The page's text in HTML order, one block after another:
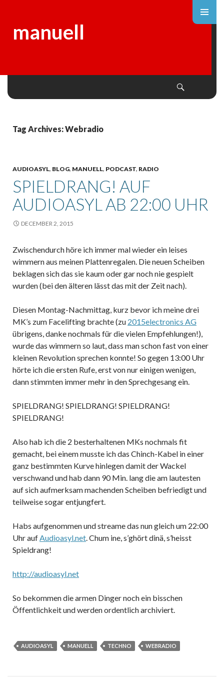
manuell
Tag Archives: Webradio
AUDIOASYL, BLOG, MANUELL, PODCAST, RADIO
SPIELDRANG! AUF
AUDIOASYL AB 22:00 UHR
DECEMBER 2, 2015
Zwischendurch höre ich immer mal wieder ein leises
wimmern aus meinen Plattenregalen. Die neuen Scheiben
beklagen sich das sie kaum oder gar noch nie gespielt
wurden (bei den älteren lässt das mit der Zeit nach).
Diesen Montag-Nachmittag, kurz bevor ich meine drei
MK’s zum Facelifting brachte (zu 2015electronics AG
übrigens, danke nochmals für die vielen Empfehlungen!),
wurde das wimmern so laut, dass man schon fast von einer
kleinen Revolution sprechen konnte! So gegen 13:00Uhr
hörte ich die ersten Rufe, erst von nur einigen wenigen,
dann stimmten immer mehr in den Sprechgesang ein.
SPIELDRANG! SPIELDRANG! SPIELDRANG!
SPIELDRANG!
Also hab ich die 2 besterhaltenen MKs nochmals fit
gemacht, bei einem musste ich das Chinch-Kabel in einer
ganz bestimmten Kurve hinlegen damit der Wackel
verschwand und hab dann 90 Min. lang die am lautesten
auf sich aufmerksam machenden Scheiben befriedigt und
teilweise sogar entjungfert.
Habs aufgenommen und streame das nun gleich um 22:00
Uhr aufAudioasyl.net. Chum ine, s’ghört dinä, s’heisst
Spieldrang!
http://audioasyl.net
So bekommen die armen Dinger noch ein bisschen
Öffentlichkeit und werden ordentlich archiviert.
AUDIOASYL MANUELL TECHNO WEBRADIO